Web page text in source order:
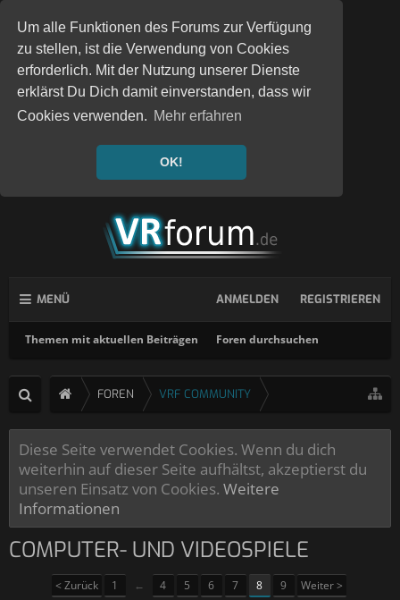
Um alle Funktionen des Forums zur Verfügung
zu stellen, ist die Verwendung von Cookies
erforderlich. Mit der Nutzung unserer Dienste
erklärst Du Dich damit einverstanden, dass wir
Cookies verwenden. Mehr erfahren
OK!
MENÜ
Themen mit aktuellen Beiträgen Foren durchsuchen
ANMELDEN REGISTRIEREN
FOREN VRF COMMUNITY
Diese Seite verwendet Cookies. Wenn du dich
weiterhin auf dieser Seite aufhältst, akzeptierst du
unseren Einsatz von Cookies. Weitere
Informationen
COMPUTER- UND VIDEOSPIELE
< Zurück 1 ← 4 5 6 7 8 9 Weiter >